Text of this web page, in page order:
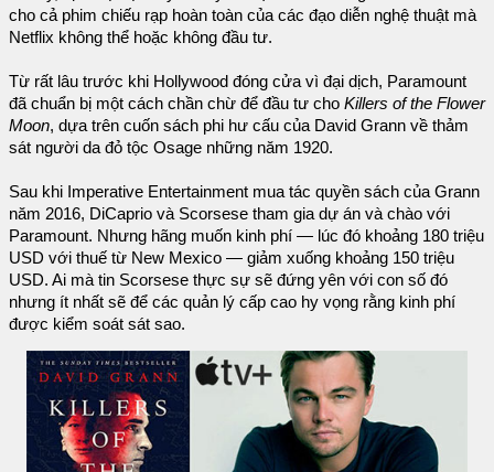
cho cả phim chiếu rạp hoàn toàn của các đạo diễn nghệ thuật mà
Netflix không thể hoặc không đầu tư.
Từ rất lâu trước khi Hollywood đóng cửa vì đại dịch, Paramount
đã chuẩn bị một cách chần chừ để đầu tư cho Killers of the Flower
Moon, dựa trên cuốn sách phi hư cấu của David Grann về thảm
sát người da đỏ tộc Osage những năm 1920.
Sau khi Imperative Entertainment mua tác quyền sách của Grann
năm 2016, DiCaprio và Scorsese tham gia dự án và chào với
Paramount. Nhưng hãng muốn kinh phí — lúc đó khoảng 180 triệu
USD với thuế từ New Mexico — giảm xuống khoảng 150 triệu
USD. Ai mà tin Scorsese thực sự sẽ đứng yên với con số đó
nhưng ít nhất sẽ để các quản lý cấp cao hy vọng rằng kinh phí
được kiểm soát sát sao.